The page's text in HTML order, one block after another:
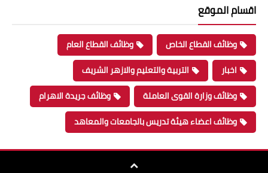
اقسام الموقع
وظائف القطاع الخاص
وظائف القطاع العام
اخبار
التربية والتعليم والازهر الشريف
وظائف وزارة القوى العاملة
وظائف جريدة الاهرام
وظائف اعضاء هيئة تدريس بالجامعات والمعاهد